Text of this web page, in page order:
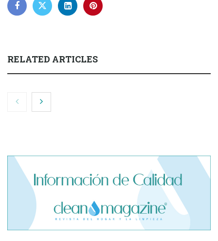
RELATED ARTICLES
El cofundador de Noctorial adquiere Amadeux para